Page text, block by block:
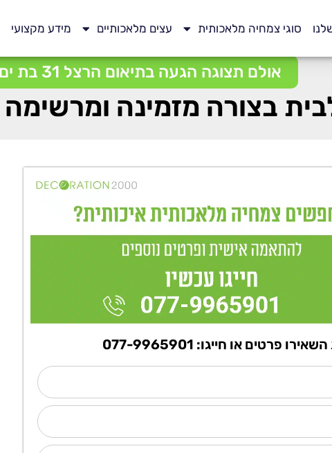
סוגי צמחיה מלאכותית עצים מלאכותיים מידע מקצועי
אולם תצוגה הגעה בתיאום הרצל 31 בת ים
בצורה מזמינה ומרשימה
או חייגו: 077-9965901